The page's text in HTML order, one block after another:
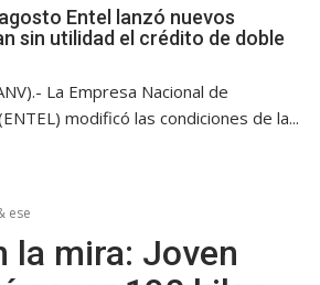
Entel lanzó nuevos
sin utilidad el crédito de doble
La Empresa Nacional de
modificó las condiciones de la...
ese
la mira: Joven